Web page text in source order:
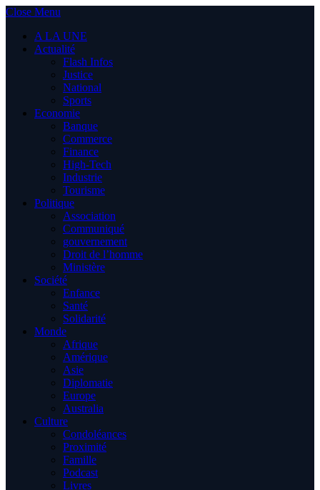
Close Menu
A LA UNE
Actualité
Flash Infos
Justice
National
Sports
Economie
Banque
Commerce
Finance
High-Tech
Industrie
Tourisme
Politique
Association
Communiqué
gouvernement
Droit de l’homme
Ministère
Société
Enfance
Santé
Solidarité
Monde
Afrique
Amérique
Asie
Diplomatie
Europe
Australia
Culture
Condoléances
Proximité
Famille
Podcast
Livres